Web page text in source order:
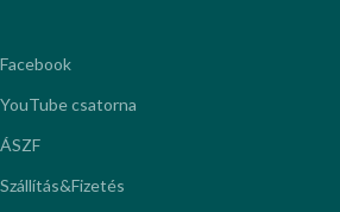
Facebook
YouTube csatorna
ÁSZF
Szállítás&Fizetés